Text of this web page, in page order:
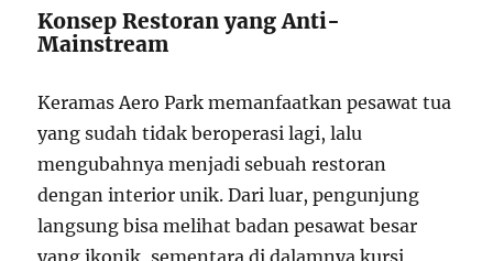
Konsep Restoran yang Anti-
Mainstream
Keramas Aero Park memanfaatkan pesawat tua
yang sudah tidak beroperasi lagi, lalu
mengubahnya menjadi sebuah restoran
dengan interior unik. Dari luar, pengunjung
langsung bisa melihat badan pesawat besar
yang ikonik, sementara di dalamnya kursi